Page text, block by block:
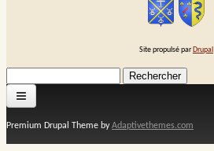
Site propulsé parDrupal
Formulaire de recherche
Premium Drupal Theme byAdaptivethemes.com